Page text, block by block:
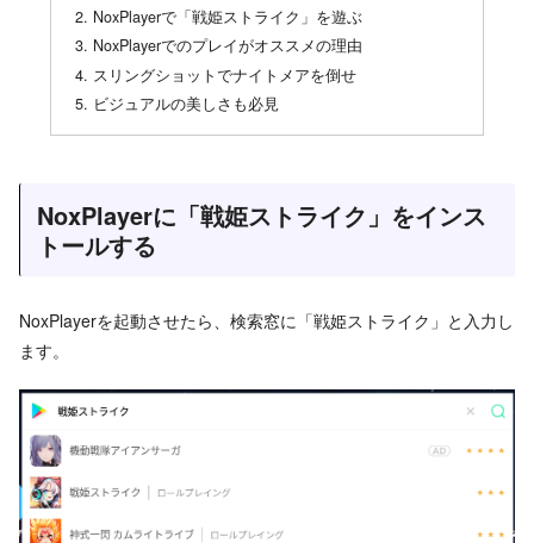
NoxPlayerで「戦姫ストライク」を遊ぶ
NoxPlayerでのプレイがオススメの理由
スリングショットでナイトメアを倒せ
ビジュアルの美しさも必見
NoxPlayerに「戦姫ストライク」をインス
トールする
NoxPlayerを起動させたら、検索窓に「戦姫ストライク」と入力し
ます。